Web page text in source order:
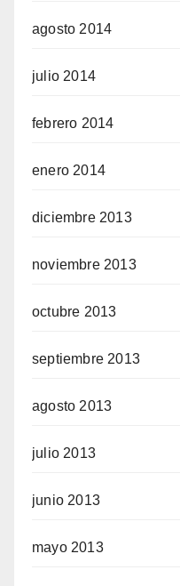
agosto 2014
julio 2014
febrero 2014
enero 2014
diciembre 2013
noviembre 2013
octubre 2013
septiembre 2013
agosto 2013
julio 2013
junio 2013
mayo 2013